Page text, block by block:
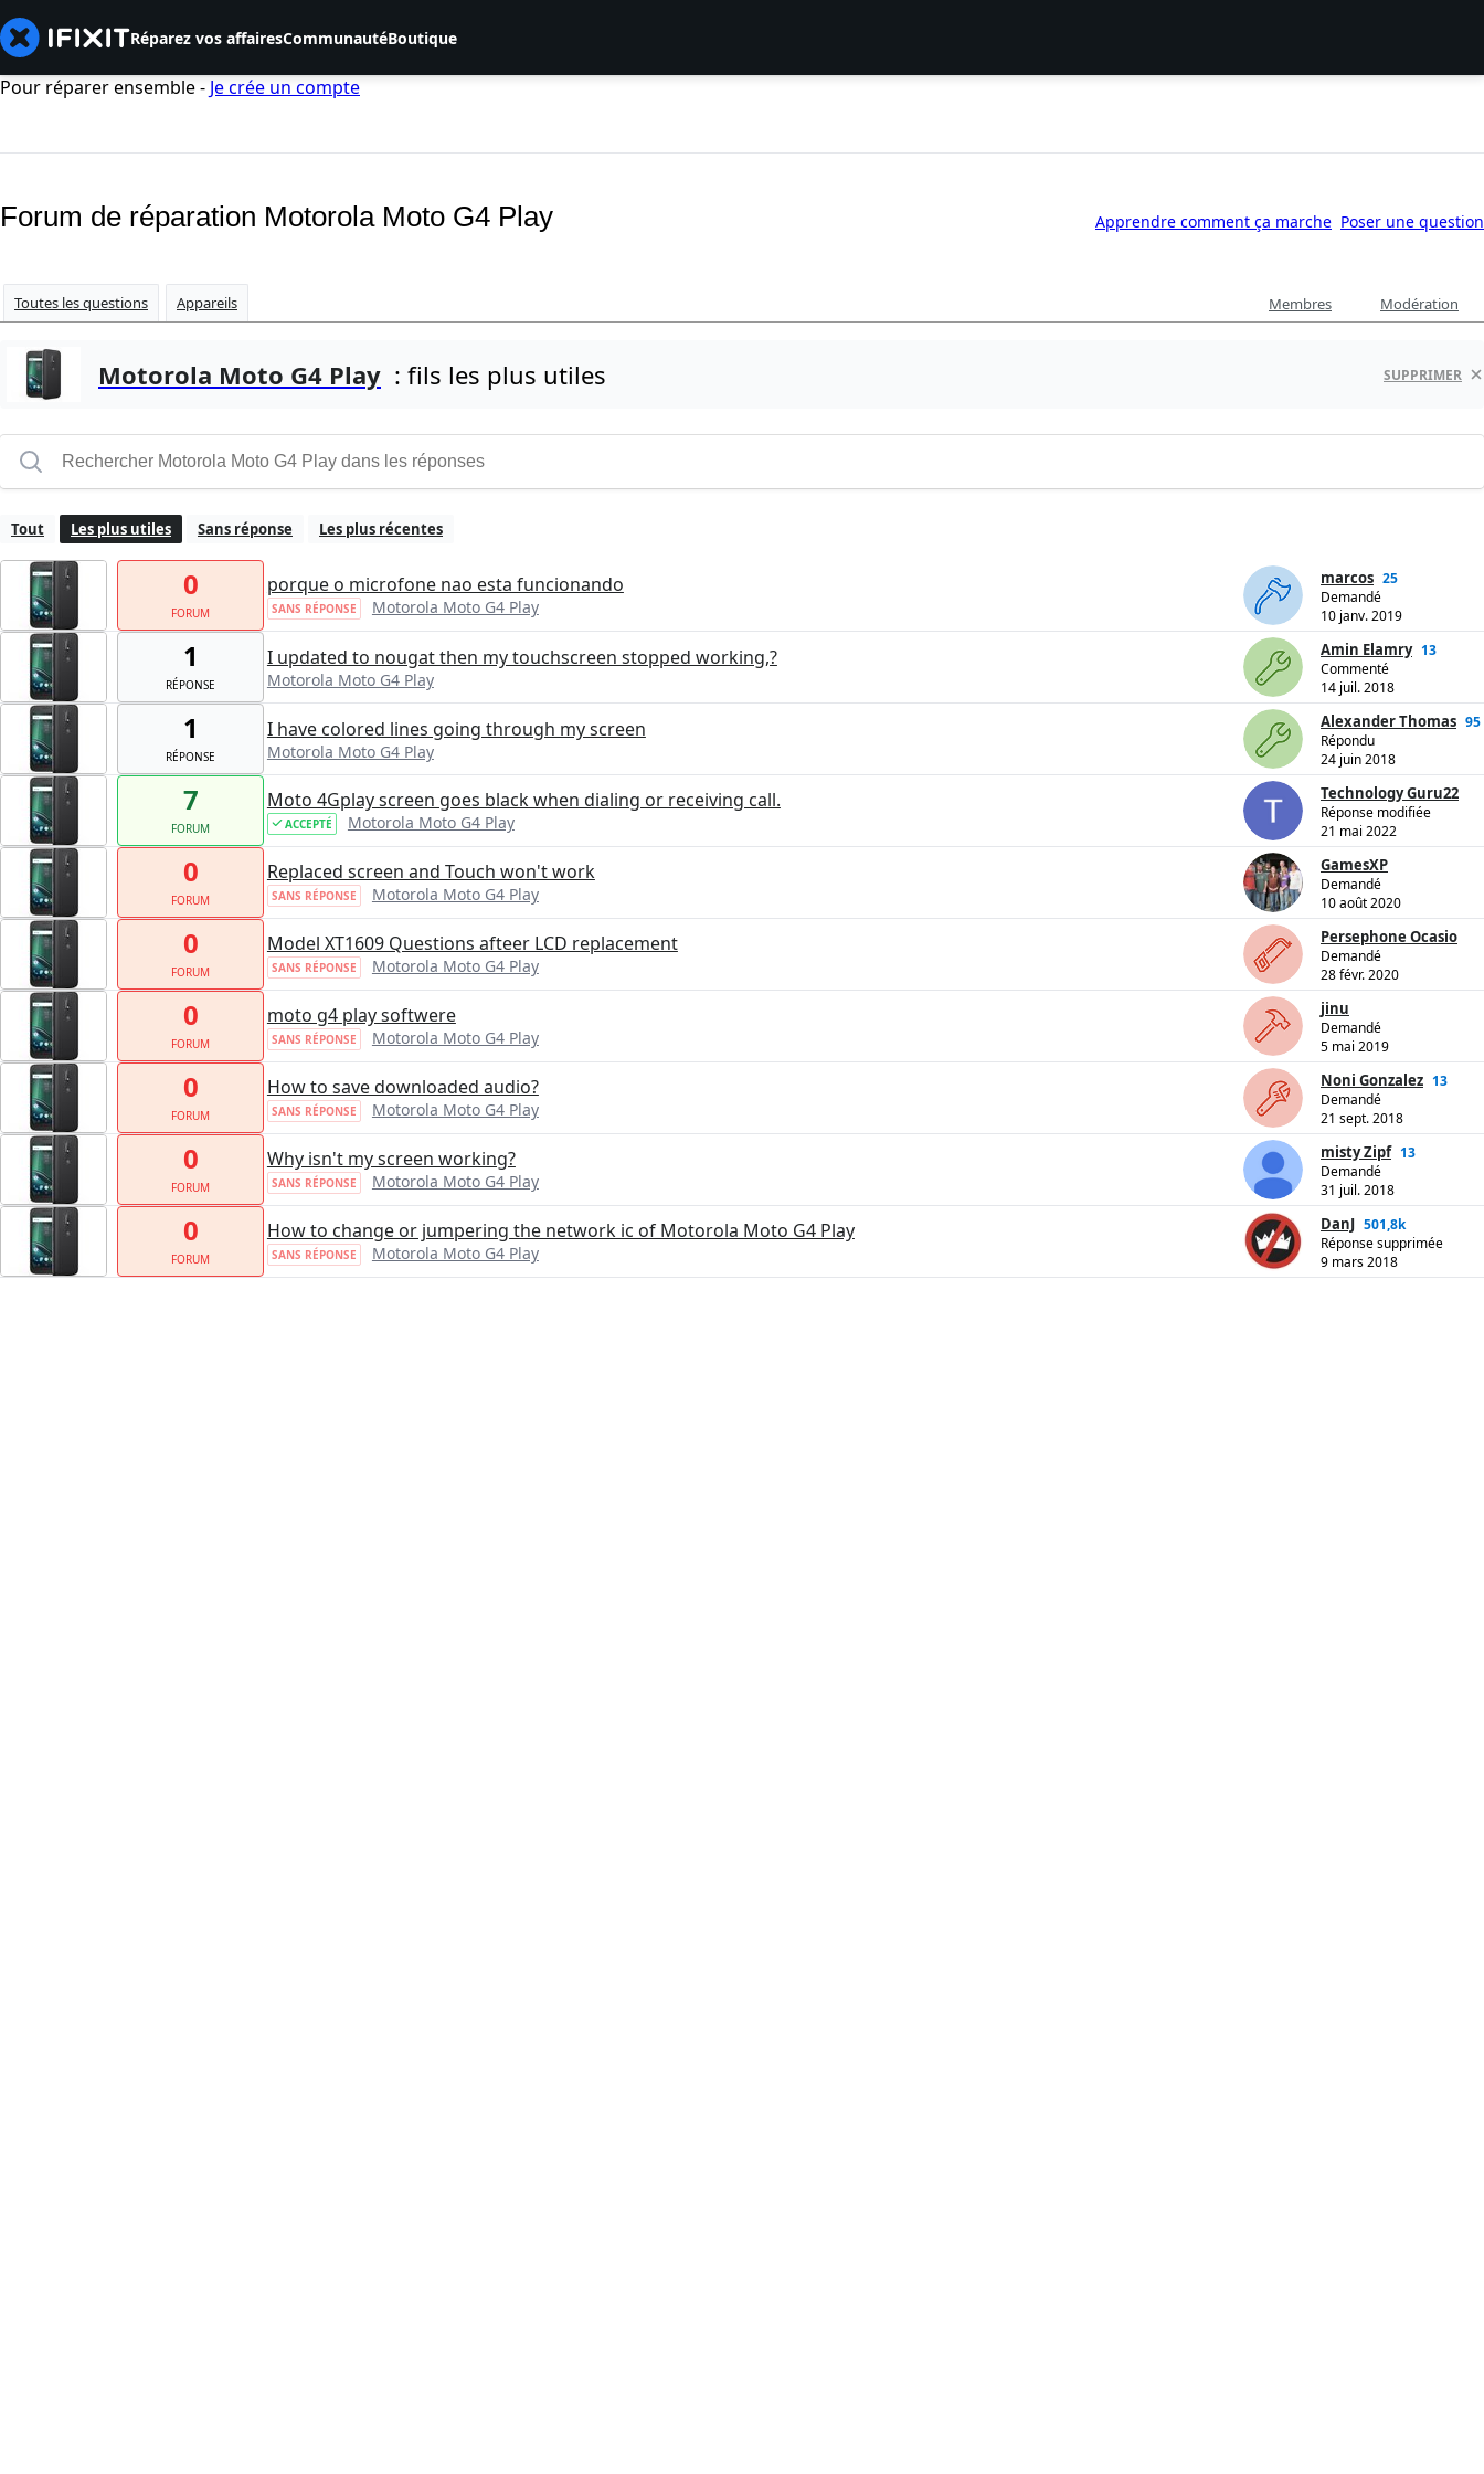
Réparez vos affairesCommunautéBoutique
Pour réparer ensemble - Je crée un compte
Forum de réparation Motorola Moto G4 Play Apprendre comment ça marche Poser une question
Toutes les questions Appareils Membres Modération
Motorola Moto G4 Play : fils les plus utiles SUPPRIMER
Tout Les plus utiles Sans réponse Les plus récentes
0
FORUM
porque o microfone nao esta funcionando
SANS RÉPONSE Motorola Moto G4 Play
marcos 25
Demandé
10 janv. 2019
1
RÉPONSE
I updated to nougat then my touchscreen stopped working,?
Motorola Moto G4 Play
Amin Elamry 13
Commenté
14 juil. 2018
1
RÉPONSE
I have colored lines going through my screen
Motorola Moto G4 Play
Alexander Thomas 95
Répondu
24 juin 2018
7
FORUM
Moto 4Gplay screen goes black when dialing or receiving call.
ACCEPTÉ Motorola Moto G4 Play
Technology Guru22
Réponse modifiée
21 mai 2022
0
FORUM
Replaced screen and Touch won't work
SANS RÉPONSE Motorola Moto G4 Play
GamesXP
Demandé
10 août 2020
0
FORUM
Model XT1609 Questions afteer LCD replacement
SANS RÉPONSE Motorola Moto G4 Play
Persephone Ocasio
Demandé
28 févr. 2020
0
FORUM
moto g4 play softwere
SANS RÉPONSE Motorola Moto G4 Play
jinu
Demandé
5 mai 2019
0
FORUM
How to save downloaded audio?
SANS RÉPONSE Motorola Moto G4 Play
Noni Gonzalez 13
Demandé
21 sept. 2018
0
FORUM
Why isn't my screen working?
SANS RÉPONSE Motorola Moto G4 Play
misty Zipf 13
Demandé
31 juil. 2018
0
FORUM
How to change or jumpering the network ic of Motorola Moto G4 Play
SANS RÉPONSE Motorola Moto G4 Play
DanJ 501,8k
Réponse supprimée
9 mars 2018